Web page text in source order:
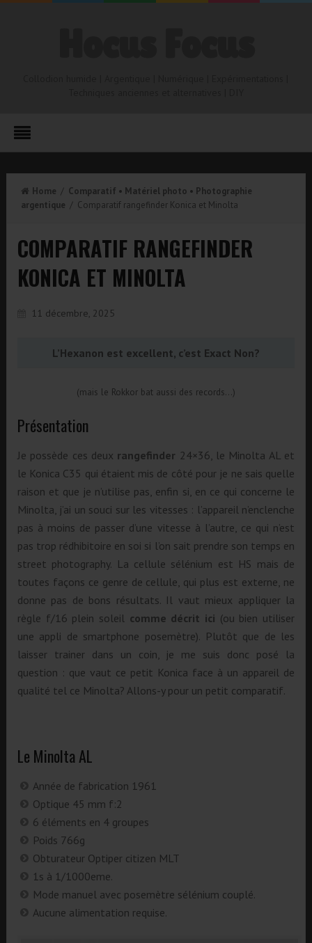
Home / Comparatif • Matériel photo • Photographie
argentique / Comparatif rangefinder Konica et Minolta
COMPARATIF RANGEFINDER
KONICA ET MINOLTA
11 décembre, 2025
L’Hexanon est excellent, c’est Exact Non?
(mais le Rokkor bat aussi des records…)
Présentation
Je possède ces deux rangefinder 24×36, le Minolta AL et
le Konica C35 qui étaient mis de côté pour je ne sais quelle
raison et que je n’utilise pas, enfin si, en ce qui concerne le
Minolta, j’ai un souci sur les vitesses : l’appareil n’enclenche
pas à moins de passer d’une vitesse à l’autre, ce qui n’est
pas trop rédhibitoire en soi si l’on sait prendre son temps en
street photography. La cellule sélénium est HS mais de
toutes façons ce genre de cellule, qui plus est externe, ne
donne pas de bons résultats. Il vaut mieux appliquer la
règle f/16 plein soleil comme décrit ici (ou bien utiliser
une appli de smartphone posemètre). Plutôt que de les
laisser trainer dans un coin, je me suis donc posé la
question : que vaut ce petit Konica face à un appareil de
qualité tel ce Minolta? Allons-y pour un petit comparatif.
Le Minolta AL
Année de fabrication 1961
Optique 45 mm f:2
6 éléments en 4 groupes
Poids 766g
Obturateur Optiper citizen MLT
1s à 1/1000eme.
Mode manuel avec posemètre sélénium couplé.
Aucune alimentation requise.